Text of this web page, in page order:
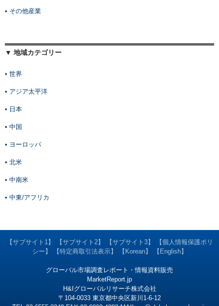
• その他産業
▼ 地域カテゴリー
• 世界
• アジア太平洋
• 日本
• 中国
• ヨーロッパ
• 北米
• 中南米
• 中東/アフリカ
【サブサイト1】 【サブサイト2】 【サブサイト3】
【個人情報保護ポリ
シー】
【特定商取引法表示】 【Korean】 【English】
グローバル市場調査レポート・情報資料販売
MarketReport.jp
H&Iグローバルリサーチ株式会社
〒104-0033 東京都中央区新川1-6-12